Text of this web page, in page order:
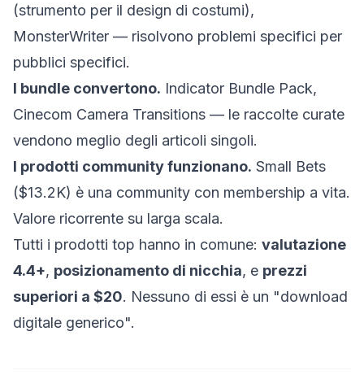
(strumento per il design di costumi),
MonsterWriter — risolvono problemi specifici per
pubblici specifici.
I bundle convertono. Indicator Bundle Pack,
Cinecom Camera Transitions — le raccolte curate
vendono meglio degli articoli singoli.
I prodotti community funzionano. Small Bets
($13.2K) è una community con membership a vita.
Valore ricorrente su larga scala.
Tutti i prodotti top hanno in comune: valutazione
4.4+, posizionamento di nicchia, e prezzi
superiori a $20. Nessuno di essi è un "download
digitale generico".